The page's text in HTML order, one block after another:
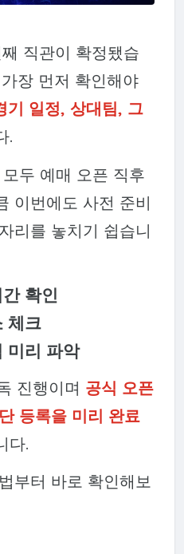
직관이 확정됐습
장 먼저 확인해야
기 일정, 상대팀, 그
.
두 예매 오픈 직후
이번에도 사전 준비
리를 놓치기 쉽습니
확인
체크
미리 파악
진행이며 공식 오픈
등록을 미리 완료
다.
부터 바로 확인해보